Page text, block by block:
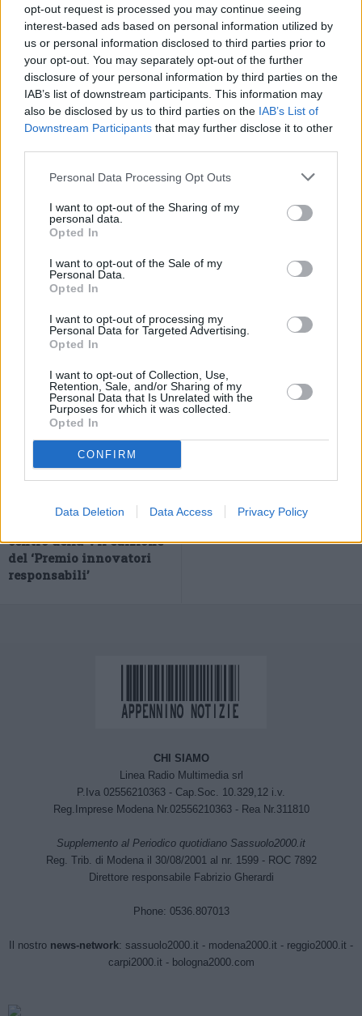
opt-out request is processed you may continue seeing
interest-based ads based on personal information utilized by
us or personal information disclosed to third parties prior to
your opt-out. You may separately opt-out of the further
disclosure of your personal information by third parties on the
IAB’s list of downstream participants. This information may
also be disclosed by us to third parties on the IAB’s List of
Downstream Participants that may further disclose it to other
Personal Data Processing Opt Outs
I want to opt-out of the Sharing of my
personal data.
Opted In
I want to opt-out of the Sale of my
Personal Data.
Opted In
I want to opt-out of processing my
Personal Data for Targeted Advertising.
Opted In
I want to opt-out of Collection, Use,
Retention, Sale, and/or Sharing of my
Personal Data that Is Unrelated with the
Purposes for which it was collected.
Opted In
CONFIRM
Data Deletion Data Access Privacy Policy
Ad accompagnarci in questo suggestivo viaggio sonoro saranno
Banda “Bignardi”di Monzuno,Lucilla Galeazzi, iBevano
Est, Eloisa Atti eMirco Mennacon il suo omaggio a Domenico
Modugno.
Si comincia venerdì 30 luglio (ore 21
) con l’esibizione della
Bach e Händel) ai musicisti dell’800/900, dalle colonne sonore di
film e musical alla musica leggera di casa nostra, con le canzoni
di Paolo Conte e Fabrizio De Andrè.
QUI allegatoil volantino con tutti i dettagli sul programma dei
concerti
Previous article
e obiettivi del Patto per il
centro della VII edizione
del ‘Premio innovatori
responsabili’
servono più fondi da
CHI SIAMO
Linea Radio Multimedia srl
P.Iva 02556210363 - Cap.Soc. 10.329,12 i.v.
Reg.Imprese Modena Nr.02556210363 - Rea Nr.311810
Supplemento al Periodico quotidiano Sassuolo2000.it
Reg. Trib. di Modena il 30/08/2001 al nr. 1599 - ROC 7892
Direttore responsabile Fabrizio Gherardi
Phone: 0536.807013
Il nostro news-network: sassuolo2000.it - modena2000.it - reggio2000.it -
carpi2000.it- bologna2000.com